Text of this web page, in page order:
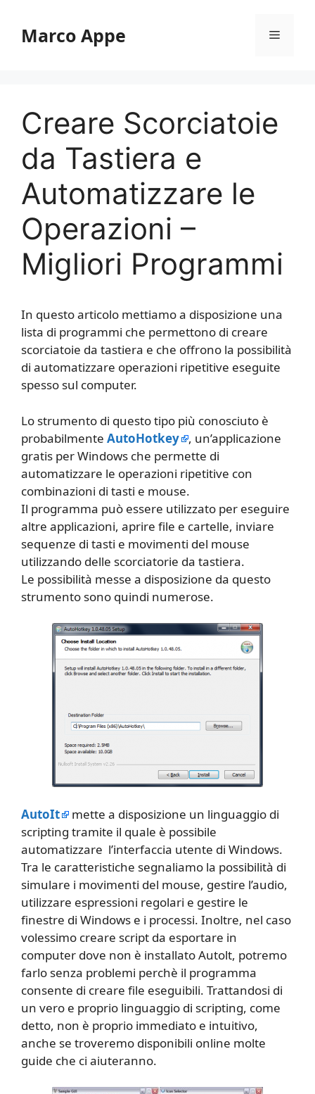
contenuto
Marco Appe Menu
Creare Scorciatoie
da Tastiera e
Automatizzare le
Operazioni –
Migliori Programmi
In questo articolo mettiamo a disposizione una
lista di programmi che permettono di creare
scorciatoie da tastiera e che offrono la possibilità
di automatizzare operazioni ripetitive eseguite
spesso sul computer.
Lo strumento di questo tipo più conosciuto è
probabilmente AutoHotkey
, un’applicazione
gratis per Windows che permette di
automatizzare le operazioni ripetitive con
combinazioni di tasti e mouse.
Il programma può essere utilizzato per eseguire
altre applicazioni, aprire file e cartelle, inviare
sequenze di tasti e movimenti del mouse
utilizzando delle scorciatorie da tastiera.
Le possibilità messe a disposizione da questo
strumento sono quindi numerose.
AutoIt
mette a disposizione un linguaggio di
scripting tramite il quale è possibile
automatizzare l’interfaccia utente di Windows.
Tra le caratteristiche segnaliamo la possibilità di
simulare i movimenti del mouse, gestire l’audio,
utilizzare espressioni regolari e gestire le
finestre di Windows e i processi. Inoltre, nel caso
volessimo creare script da esportare in
computer dove non è installato Autolt, potremo
farlo senza problemi perchè il programma
consente di creare file eseguibili. Trattandosi di
un vero e proprio linguaggio di scripting, come
detto, non è proprio immediato e intuitivo,
anche se troveremo disponibili online molte
guide che ci aiuteranno.